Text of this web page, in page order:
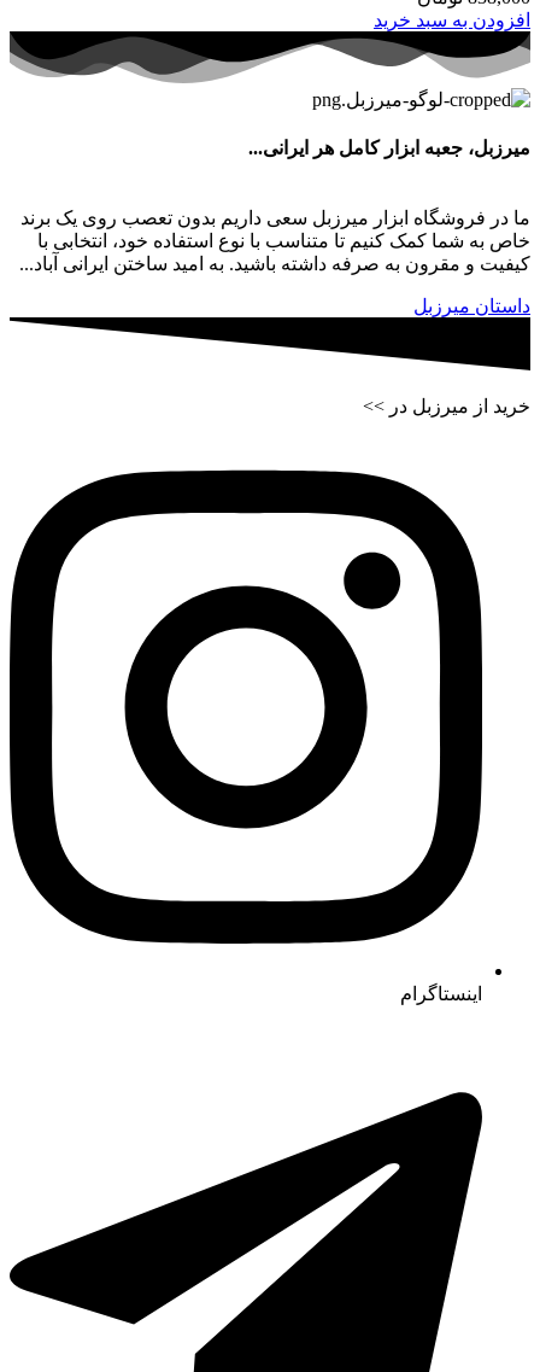
افزودن به سبد خرید
میرزبل، جعبه ابزار کامل هر ایرانی...
ما در فروشگاه ابزار میرزبل سعی داریم بدون تعصب روی یک برند
خاص به شما کمک کنیم تا متناسب با نوع استفاده خود، انتخابی با
کیفیت و مقرون به صرفه داشته باشید. به امید ساختن ایرانی آباد...
داستان میرزبل
خرید از میرزبل در >>
اینستاگرام